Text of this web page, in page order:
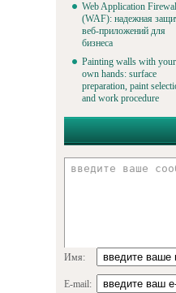
Web Application
(WAF): надежная
веб-приложений для
бизнеса
Painting walls with your
own hands: surface
preparation, paint
and work procedure
Имя:
E-mail: